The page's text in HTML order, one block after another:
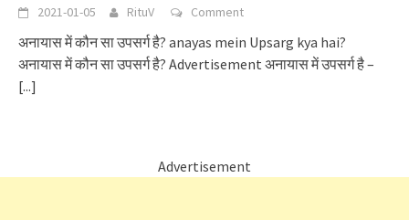
2021-01-05 RituV Comment
अनायास में कौन सा उपसर्ग है? anayas mein Upsarg kya hai?
अनायास में कौन सा उपसर्ग है? Advertisement अनायास में उपसर्ग है –
[...]
Advertisement